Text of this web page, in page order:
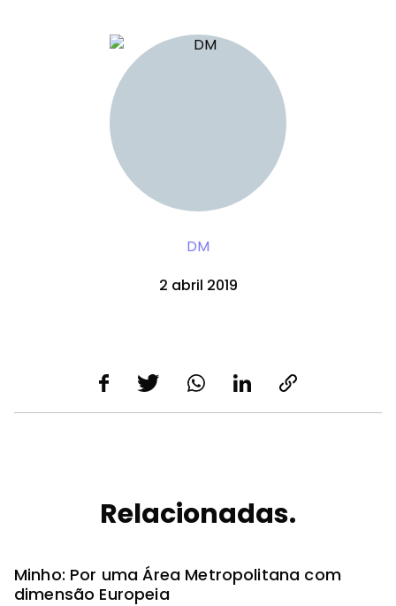
DM
2 abril 2019
Relacionadas.
Minho: Por uma Área Metropolitana com
dimensão Europeia